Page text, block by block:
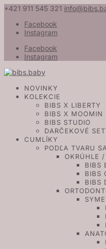
+421 911 545 321
Facebook
Instagram
Facebook
Instagram
NOVINKY
KOLEKCIE
BIBS X LIBERTY
BIBS X MOOMIN
BIBS STUDIO
DARČEKOVÉ
CUMLÍKY
PODĽA TVARU
OKRÚHLE
BIBS
BIBS
BIBS